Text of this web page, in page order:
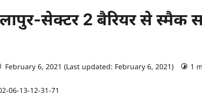
सेक्टर 2 बैरियर से
February 6, 2021 (Last updated: February 6, 2021) 1